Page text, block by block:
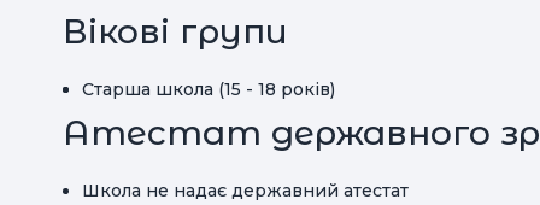
Вікові групи
Старша школа (15 - 18 років)
Атестат державного
Школа не надає державний атестат